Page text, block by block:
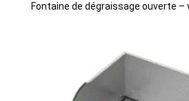
Fontaine de dégraissage ouverte –